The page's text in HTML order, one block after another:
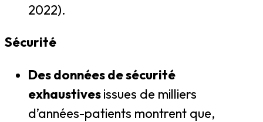
2022).
Sécurité
Des données de sécurité
exhaustivesissues de milliers
d’années-patients montrent que,